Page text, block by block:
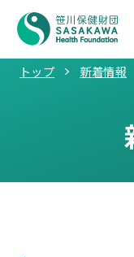
トップ 新着情報